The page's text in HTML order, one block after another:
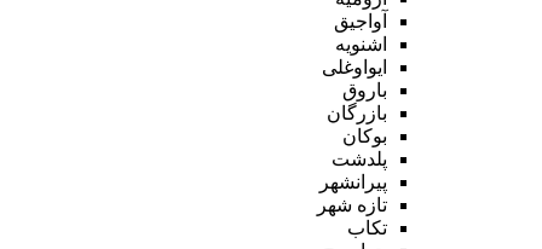
آواجیق
اشنویه
ایواوغلی
باروق
بازرگان
بوکان
پلدشت
پیرانشهر
تازه شهر
تکاب